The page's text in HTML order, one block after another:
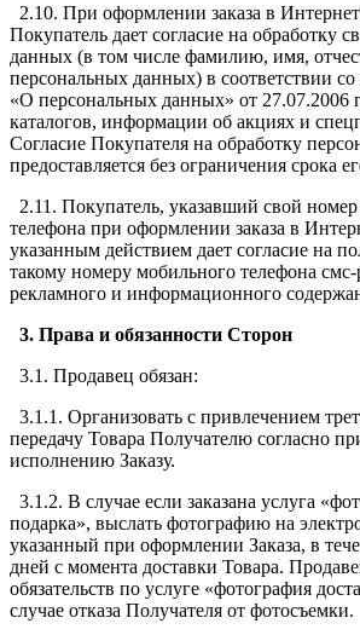
2.10. При оформлении заказа в
Покупатель дает согласие на обработку
данных (в том числе фамилию, имя,
персональных данных) в соответствии со
«О персональных данных» от 27.07.2006
каталогов, информации об акциях и
Согласие Покупателя на обработку
предоставляется без ограничения срока
2.11. Покупатель, указавший свой
телефона при оформлении заказа в
указанным действием дает согласие на
такому номеру мобильного телефона
рекламного и информационного
3. Права и обязанности Сторон
3.1. Продавец обязан:
3.1.1. Организовать с привлечением
передачу Товара Получателю согласно
исполнению Заказу.
3.1.2. В случае если заказана услуга
подарка», выслать фотографию на
указанный при оформлении Заказа, в
дней с момента доставки Товара.
обязательств по услуге «фотография
случае отказа Получателя от фотосъемки.